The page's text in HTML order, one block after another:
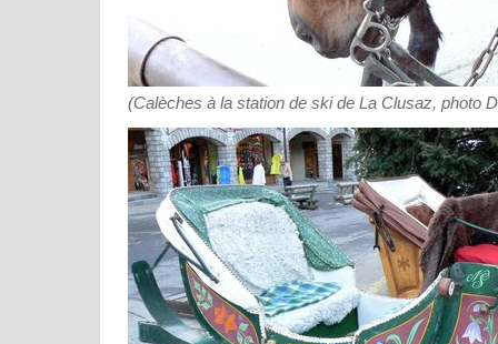
(Calèches à la station de ski de La Clusaz, photo